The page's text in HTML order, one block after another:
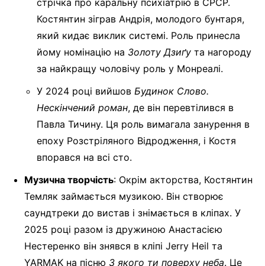
стрічка про каральну психіатрію в СРСР.
Костянтин зіграв Андрія, молодого бунтаря,
який кидає виклик системі. Роль принесла
йому номінацію на Золоту Дзиґу та нагороду
за найкращу чоловічу роль у Монреалі.
У 2024 році вийшов Будинок Слово.
Нескінчений роман, де він перевтілився в
Павла Тичину. Ця роль вимагала занурення в
епоху Розстріляного Відродження, і Костя
впорався на всі сто.
Музична творчість: Окрім акторства, Костянтин
Темляк займається музикою. Він створює
саундтреки до вистав і знімається в кліпах. У
2025 році разом із дружиною Анастасією
Нестеренко він знявся в кліпі Jerry Heil та
YARMAK на пісню З якого ти поверху неба. Це